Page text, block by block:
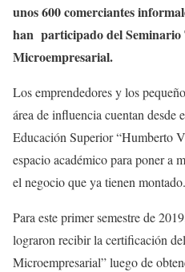
unos 600 comerciantes
han participado del
Microempresarial.
Los emprendedores y los
área de influencia cuentan desde
Educación Superior “Humberto
espacio académico para poner a
el negocio que ya tienen montado.
Para este primer semestre de
lograron recibir la certificación
Microempresarial” luego de